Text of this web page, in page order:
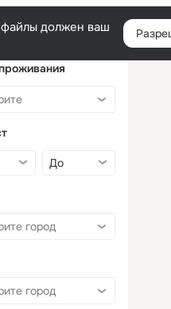
файлы должен ваш